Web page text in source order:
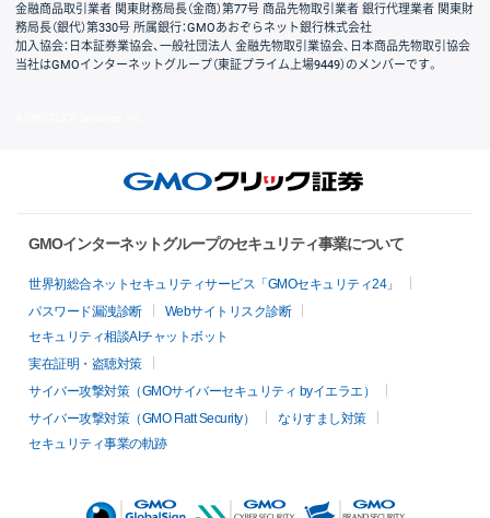
金融商品取引業者 関東財務局長（金商）第77号 商品先物取引業者 銀行代理業者 関東財
務局長（銀代）第330号 所属銀行：GMOあおぞらネット銀行株式会社
加入協会：日本証券業協会、一般社団法人 金融先物取引業協会、日本商品先物取引協会
当社はGMOインターネットグループ（東証プライム上場9449）のメンバーです。
GMOインターネットグループのセキュリティ事業について
世界初総合ネットセキュリティサービス「GMOセキュリティ24」
パスワード漏洩診断
Webサイトリスク診断
セキュリティ相談AIチャットボット
実在証明・盗聴対策
サイバー攻撃対策（GMOサイバーセキュリティ byイエラエ）
サイバー攻撃対策（GMO Flatt Security）
なりすまし対策
セキュリティ事業の軌跡